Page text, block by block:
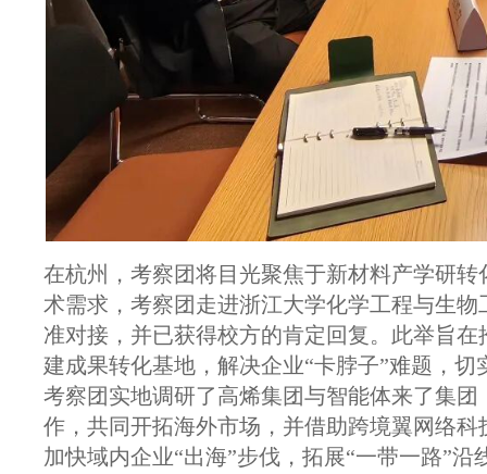
在杭州，考察团将目光聚焦于新材料产学研
术需求，考察团走进浙江大学化学工程与生
准对接，并已获得校方的肯定回复。此举旨
建成果转化基地，解决企业“卡脖子”难题，
考察团实地调研了高烯集团与智能体来了集
作，共同开拓海外市场，并借助跨境翼网络
加快域内企业“出海”步伐，拓展“一带一路”沿